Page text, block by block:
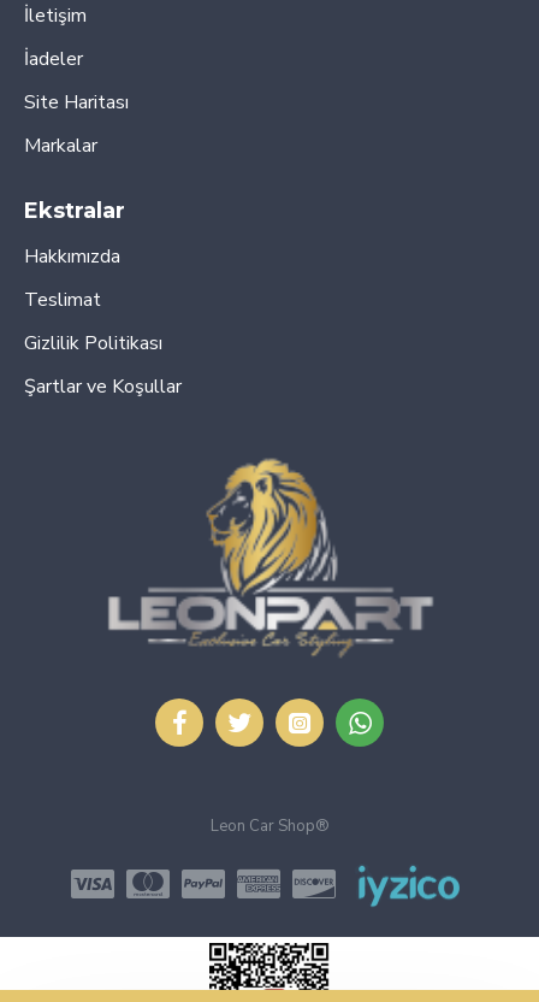
İletişim
İadeler
Site Haritası
Markalar
Ekstralar
Hakkımızda
Teslimat
Gizlilik Politikası
Şartlar ve Koşullar
Leon Car Shop®